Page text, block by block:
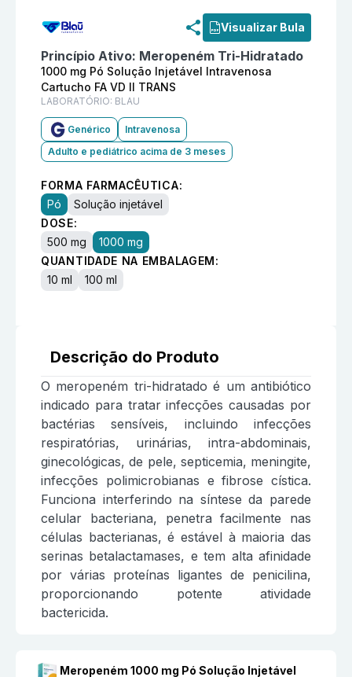
Visualizar Bula
Princípio Ativo: Meropeném Tri-Hidratado
1000 mg Pó Solução Injetável Intravenosa
Cartucho FA VD II TRANS
LABORATÓRIO: BLAU
Genérico
Intravenosa
Adulto e pediátrico acima de 3 meses
FORMA FARMACÊUTICA:
Pó
Solução injetável
DOSE:
500 mg
1000 mg
QUANTIDADE NA EMBALAGEM:
10 ml
100 ml
Descrição do Produto
O meropeném tri-hidratado é um antibiótico
indicado para tratar infecções causadas por
bactérias sensíveis, incluindo infecções
respiratórias, urinárias, intra-abdominais,
ginecológicas, de pele, septicemia, meningite,
infecções polimicrobianas e fibrose cística.
Funciona interferindo na síntese da parede
celular bacteriana, penetra facilmente nas
células bacterianas, é estável à maioria das
serinas betalactamases, e tem alta afinidade
por várias proteínas ligantes de penicilina,
proporcionando potente atividade
bactericida.
Meropeném 1000 mg Pó Solução Injetável